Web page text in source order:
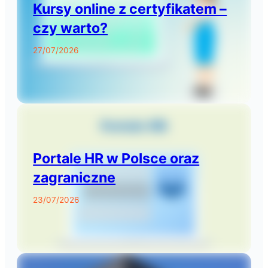
Kursy online z certyfikatem –
czy warto?
27/07/2026
Portale HR w Polsce oraz
zagraniczne
23/07/2026